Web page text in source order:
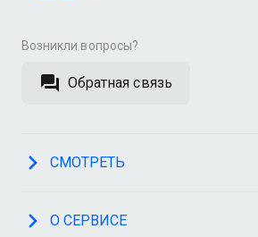
Возникли вопросы?
Обратная связь
СМОТРЕТЬ
О СЕРВИСЕ